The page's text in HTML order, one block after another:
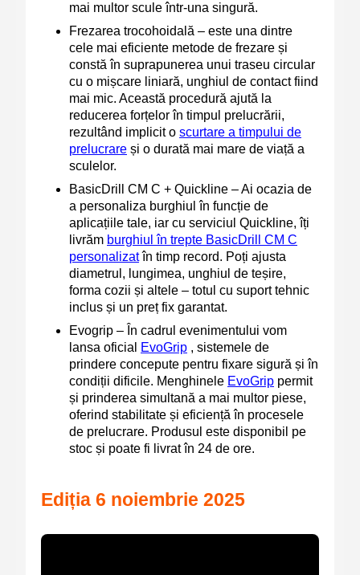
mai multor scule într-una singură.
Frezarea trocohoidală – este una dintre
cele mai eficiente metode de frezare și
constă în suprapunerea unui traseu circular
cu o mișcare liniară, unghiul de contact fiind
mai mic. Această procedură ajută la
reducerea forțelor în timpul prelucrării,
rezultând implicit o scurtare a timpului de
prelucrare și o durată mai mare de viață a
sculelor.
BasicDrill CM C + Quickline – Ai ocazia de
a personaliza burghiul în funcție de
aplicațiile tale, iar cu serviciul Quickline, îți
livrăm burghiul în trepte BasicDrill CM C
personalizatîn timp record. Poți ajusta
diametrul, lungimea, unghiul de teșire,
forma cozii și altele – totul cu suport tehnic
inclus și un preț fix garantat.
Evogrip – În cadrul evenimentului vom
lansa oficial EvoGrip , sistemele de
prindere concepute pentru fixare sigură și în
condiții dificile. Menghinele EvoGrip permit
și prinderea simultană a mai multor piese,
oferind stabilitate și eficiență în procesele
de prelucrare. Produsul este disponibil pe
stoc și poate fi livrat în 24 de ore.
Ediția 6 noiembrie 2025